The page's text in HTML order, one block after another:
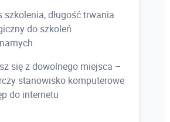
szkolenia, długość trwania
do szkoleń
się z dowolnego miejsca –
stanowisko komputerowe
do internetu